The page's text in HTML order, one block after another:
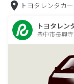
トヨタレンタカ
トヨタレン
豊中市長興